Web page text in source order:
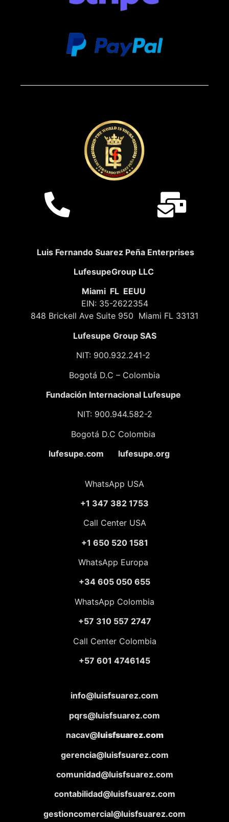
Luis Fernando Suarez Peña Enterprises
LufesupeGroup LLC
Miami FL EEUU
EIN: 35-2622354
848 Brickell Ave Suite 950 Miami FL 33131
Lufesupe Group SAS
NIT: 900.932.241-2
Bogotá D.C – Colombia
Fundación Internacional Lufesupe
NIT: 900.944.582-2
Bogotá D.C Colombia
lufesupe.com lufesupe.org
WhatsApp USA
+1 347 382 1753
Call Center USA
+1 650 520 1581
WhatsApp Europa
+34 605 050 655
WhatsApp Colombia
+57 310 557 2747
Call Center Colombia
+57 601 4746145
info@luisfsuarez.com
pqrs@luisfsuarez.com
nacav@luisfsuarez.com
gerencia@luisfsuarez.com
comunidad@luisfsuarez.com
contabilidad@luisfsuarez.com
gestioncomercial@luisfsuarez.com